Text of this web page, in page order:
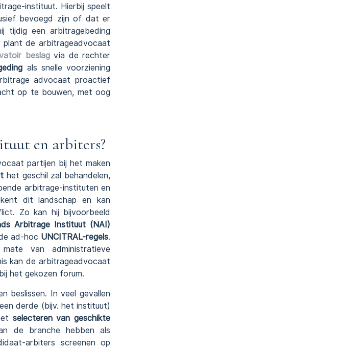
instituut. Hierbij speelt
bevoegd zijn of dat er
tijdig een arbitragebeding
de arbitrageadvocaat
beslagvia de rechter
als snelle voorziening
advocaat proactief
op te bouwen, met oog
en arbiters?
partijen bij het maken
het geschil zal behandelen,
arbitrage-instituten en
dit landschap en kan
Zo kan hij bijvoorbeeld
Arbitrage Instituut (NAI)
ad-hoc UNCITRAL-regels.
van administratieve
kan de arbitrageadvocaat
bij het gekozen forum.
beslissen. In veel gevallen
derde (bijv. het instituut)
selecteren van geschikte
de branche hebben als
arbiters screenen op